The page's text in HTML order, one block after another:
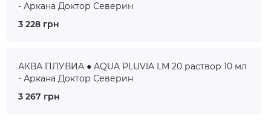
- Аркана Доктор Северин
3 228 грн
АКВА ПЛУВИА ● AQUA PLUVIA LM 20 раствор 10 мл
- Аркана Доктор Северин
3 267 грн